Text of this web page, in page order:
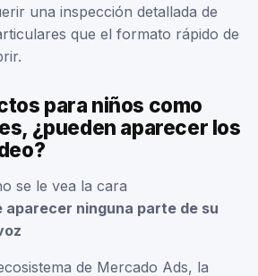
una inspección detallada de
que el formato rápido de
para niños como
¿pueden aparecer los
se le vea la cara
aparecer ninguna parte de su
de Mercado Ads, la